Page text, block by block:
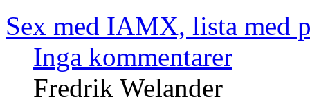
Sex med IAMX, lista med
Inga kommentarer
Fredrik Welander